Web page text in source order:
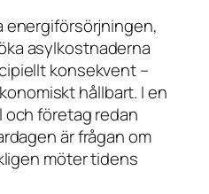
energiförsörjningen,
asylkostnaderna
konsekvent –
hållbart. I en
och företag redan
är frågan om
möter tidens